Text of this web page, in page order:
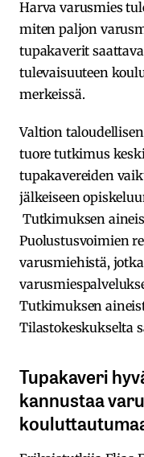
Harva varusmies
miten paljon
tupakaverit
tulevaisuuteen
merkeissä.
Valtion
tuore tutkimus
tupakavereiden
jälkeiseen
Tutkimuksen
Puolustusvoimien
varusmiehistä,
Tutkimuksen
Tilastokeskukselta
Tupakaveri
kannustaa